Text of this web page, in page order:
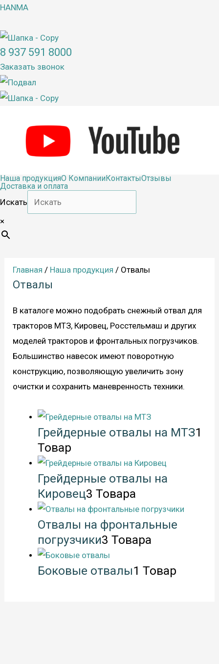
Перейти
содержимому
HANMA
8 937 591 8000
Заказать звонок
Наша продукцияО КомпанииКонтактыОтзывы
Доставка и оплата
Искать
×
Главная / Наша продукция / Отвалы
Отвалы
В каталоге можно подобрать снежный отвал для
тракторов МТЗ, Кировец, Росстельмаш и других
моделей тракторов и фронтальных погрузчиков.
Большинство навесок имеют поворотную
конструкцию, позволяющую увеличить зону
очистки и сохранить маневренность техники.
Грейдерные отвалы на МТЗ1
Товар
Грейдерные отвалы на
Кировец3 Товара
Отвалы на фронтальные
погрузчики3 Товара
Боковые отвалы1 Товар